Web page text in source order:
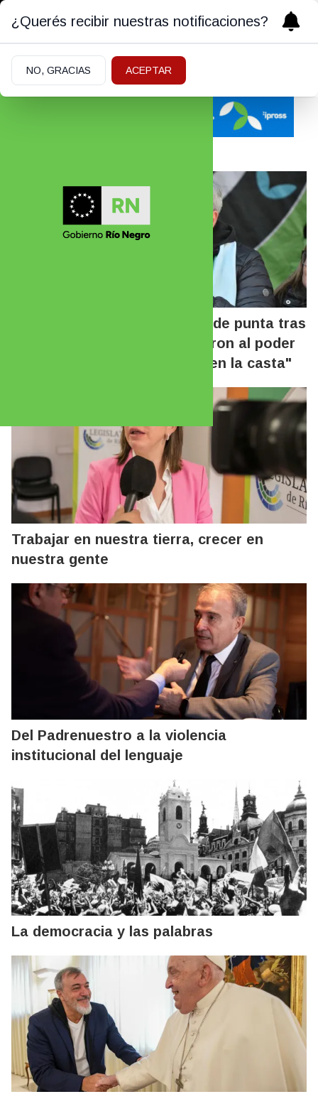
Opinión
Aguiar salió con los tapones de punta tras
la renuncia de Adorni: "Llegaron al poder
para robar y se convirtieron en la casta"
Trabajar en nuestra tierra, crecer en
nuestra gente
Del Padrenuestro a la violencia
institucional del lenguaje
La democracia y las palabras
¿Querés recibir nuestras notificaciones?
NO, GRACIAS ACEPTAR